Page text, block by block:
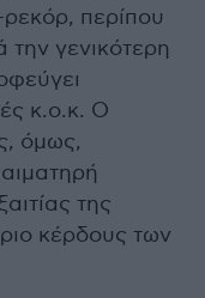
περίπου
γενικότερη
κ.ο.κ. Ο
όμως,
της
κέρδους των